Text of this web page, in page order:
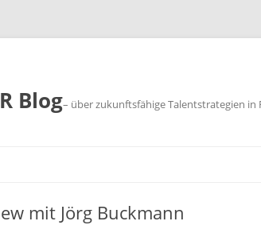
Blog– über zukunftsfähige Talentstrategien in
mit Jörg Buckmann